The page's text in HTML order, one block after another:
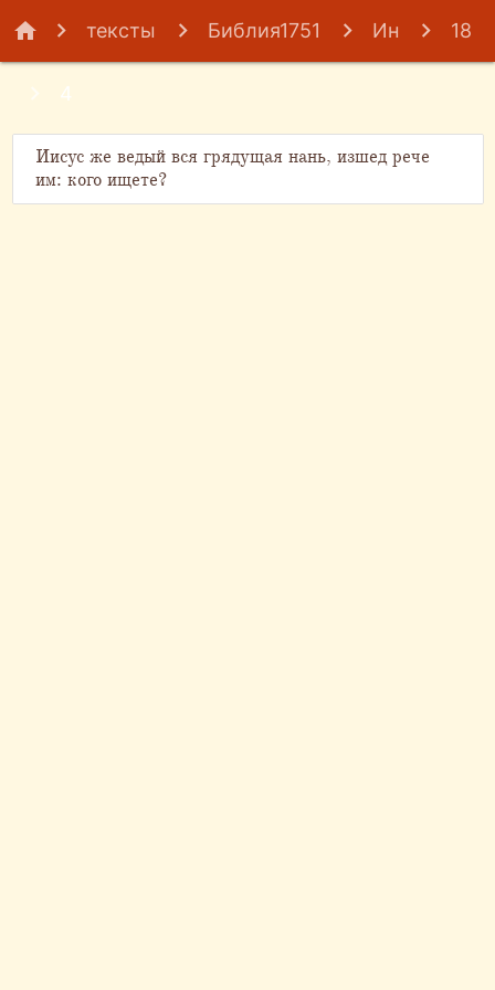
home тексты Библия1751 Ин 18
4
Иисус же ведый вся грядущая нань, изшед рече
им: кого ищете?